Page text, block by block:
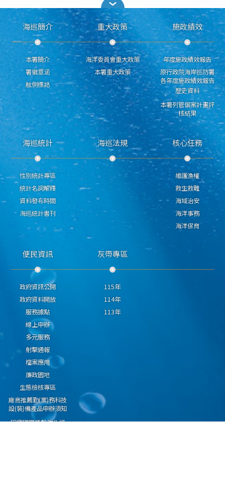
海巡簡介
本署簡介
署徽意涵
舷側標誌
重大政策
海洋委員會重大政策
本署重大政策
施政績效
年度施政績效報告
原行政院海岸巡防署
各年度施政績效報告
歷史資料
本署列管個案計畫評
核結果
海巡統計
性別統計專區
統計名詞解釋
資料發布時間
海巡統計書刊
海巡法規 核心任務
維護漁權
救生救難
海域治安
海洋事務
海洋保育
便民資訊
政府資訊公開
政府資料開放
服務據點
線上申辦
多元服務
射擊通報
檔案應用
廉政園地
生態檢核專區
廠商推薦勤(業)務科技
設(裝)備產品申辦須知
因應國際情勢強化經
灰帶專區
115年
114年
113年